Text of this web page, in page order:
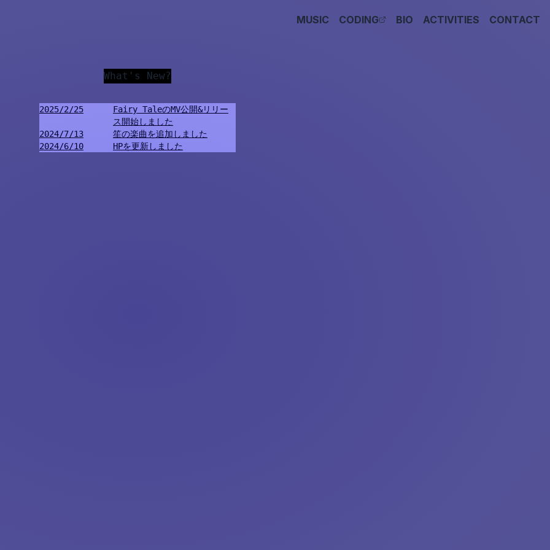
MUSIC CODING
（新しいタブで開く）
BIO ACTIVITIES CONTACT
What's New?
2025/2/25
Fairy TaleのMV公開&リリー
ス開始しました
2024/7/13
笙の楽曲を追加しました
2024/6/10
HPを更新しました